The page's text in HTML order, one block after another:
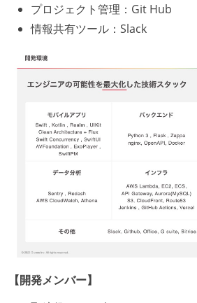
プロジェクト管理：Git Hub
情報共有ツール：Slack
【開発メンバー】